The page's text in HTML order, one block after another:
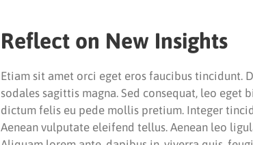
Reflect on New Insights
Etiam sit amet orci eget eros faucibus tincidunt.
sodales sagittis magna. Sed consequat, leo eget
dictum felis eu pede mollis pretium. Integer
Aenean vulputate eleifend tellus. Aenean leo